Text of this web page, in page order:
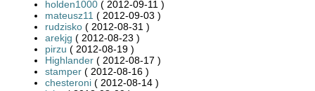
holden1000 ( 2012-09-11 )
mateusz11 ( 2012-09-03 )
rudzisko ( 2012-08-31 )
arekjg ( 2012-08-23 )
pirzu ( 2012-08-19 )
Highlander ( 2012-08-17 )
stamper ( 2012-08-16 )
chesteroni ( 2012-08-14 )